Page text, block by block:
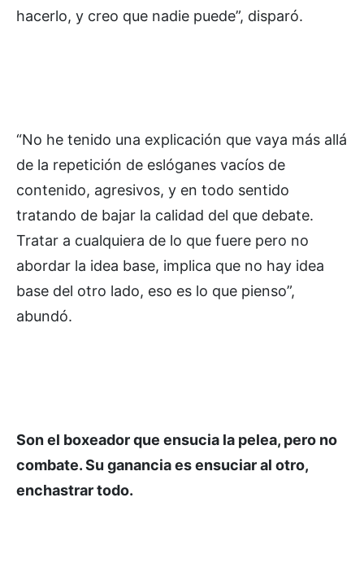
hacerlo, y creo que nadie puede”, disparó.
“No he tenido una explicación que vaya más allá
de la repetición de eslóganes vacíos de
contenido, agresivos, y en todo sentido
tratando de bajar la calidad del que debate.
Tratar a cualquiera de lo que fuere pero no
abordar la idea base, implica que no hay idea
base del otro lado, eso es lo que pienso”,
abundó.
Son el boxeador que ensucia la pelea, pero no
combate. Su ganancia es ensuciar al otro,
enchastrar todo.